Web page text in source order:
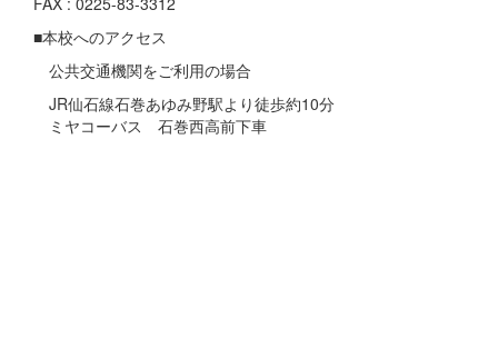
■本校へのアクセス
公共交通機関をご利用の場合
JR仙石線石巻あゆみ野駅より徒歩約10分
ミヤコーバス 石巻西高前下車